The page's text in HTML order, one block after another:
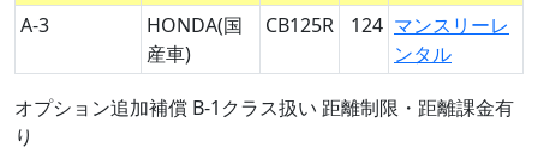
A-3
HONDA(国
産車)
CB125R 124 マンスリーレ
ンタル
オプション追加補償 B-1クラス扱い 距離制限・距離課金有
り